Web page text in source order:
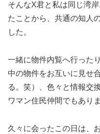
そんなX君と私は同じ湾
たことから、共通の知人
した。
一緒に物件内覧へ行った
中の物件をお互いに見せ
る。笑）、色々と情報交
ワマン住民仲間でもありま
久々に会ったこの日は、